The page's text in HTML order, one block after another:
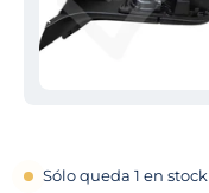
Sólo queda 1 en stock